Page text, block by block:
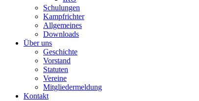
Schulungen
Kampfrichter
Allgemeines
Downloads
Über uns
Geschichte
Vorstand
Statuten
Vereine
Mitgliedermeldung
Kontakt